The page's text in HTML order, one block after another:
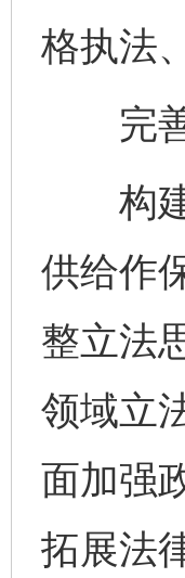
格执法
完善
构建
供给作
整立法
领域立
面加强
拓展法